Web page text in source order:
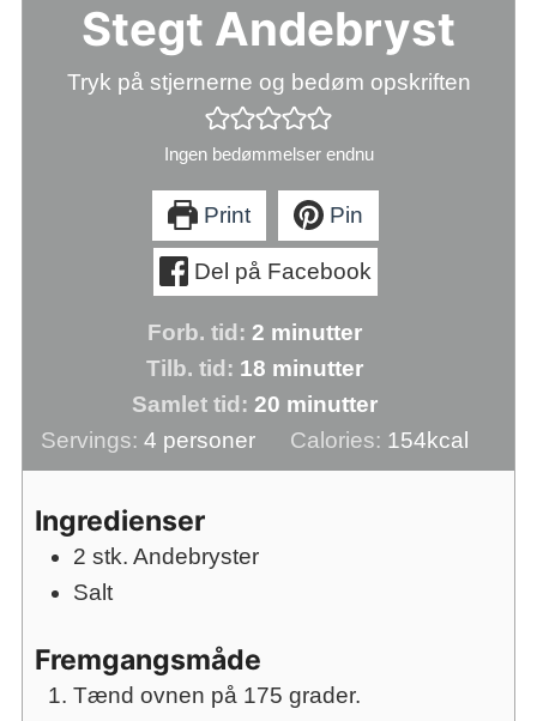
Stegt Andebryst
Tryk på stjernerne og bedøm opskriften
Ingen bedømmelser endnu
Print Pin
Del på Facebook
Forb. tid: 2minutter
minutter
Tilb. tid: 18minutter
minutter
Samlet tid: 20minutter
minutter
Servings:4 personer Calories: 154kcal
Ingredienser
2 stk. Andebryster
Salt
Fremgangsmåde
Tænd ovnen på 175 grader.